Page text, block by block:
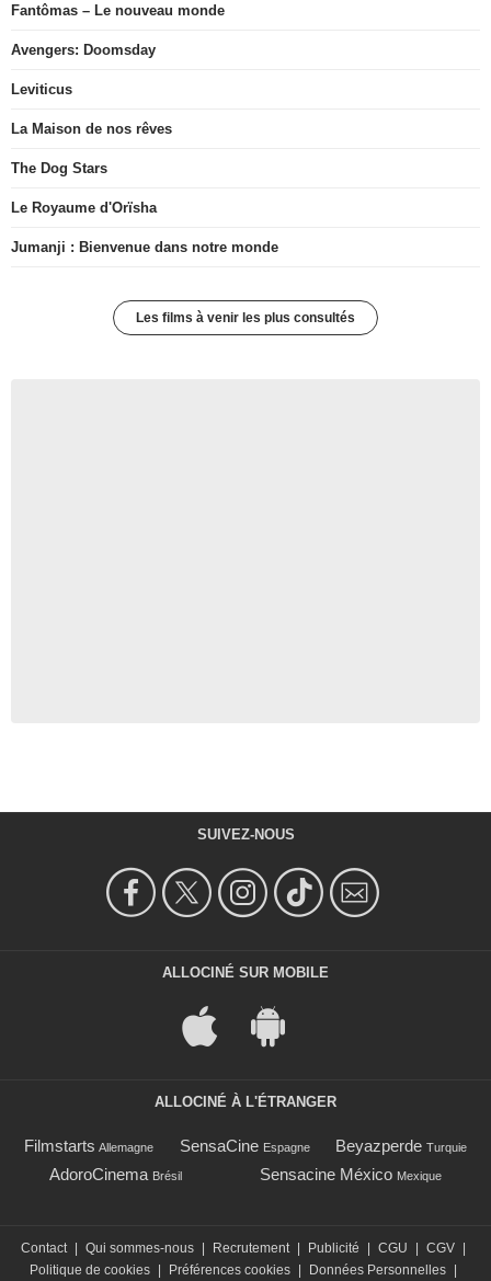
Fantômas – Le nouveau monde
Avengers: Doomsday
Leviticus
La Maison de nos rêves
The Dog Stars
Le Royaume d'Orïsha
Jumanji : Bienvenue dans notre monde
Les films à venir les plus consultés
SUIVEZ-NOUS
ALLOCINÉ SUR MOBILE
ALLOCINÉ À L'ÉTRANGER
Filmstarts Allemagne SensaCine Espagne Beyazperde Turquie
AdoroCinema Brésil Sensacine México Mexique
Contact | Qui sommes-nous | Recrutement | Publicité | CGU | CGV |
Politique de cookies | Préférences cookies | Données Personnelles |